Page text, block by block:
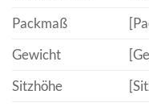
Packmaß
Gewicht
Sitzhöhe